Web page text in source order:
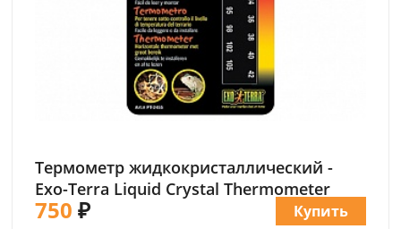
Термометр жидкокристаллический -
Exo-Terra Liquid Crystal Thermometer
750 ₽ Купить